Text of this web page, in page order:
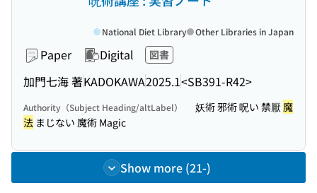
Paper Digital 図書
加門七海 著KADOKAWA2025.1<SB391-R42>
National Diet Library Other Libraries in Japan
Authority（Subject Heading/altLabel） 妖術 邪術 呪い 禁厭 魔
法 まじない 魔術 Magic
Show more (21-)